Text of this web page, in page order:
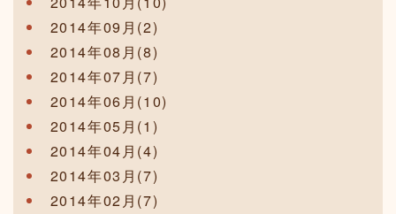
2014年09月(2)
2014年08月(8)
2014年07月(7)
2014年06月(10)
2014年05月(1)
2014年04月(4)
2014年03月(7)
2014年02月(7)